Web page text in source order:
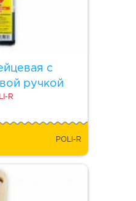
с
ручкой
R
POLI-R